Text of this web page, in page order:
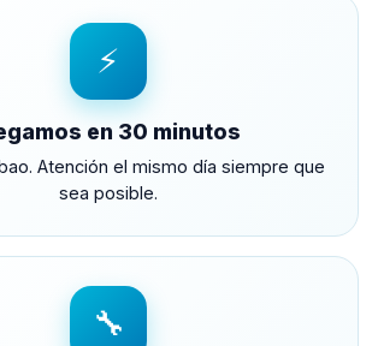
⚡
en 30 minutos
Atención el mismo día siempre que
sea posible.
🔧